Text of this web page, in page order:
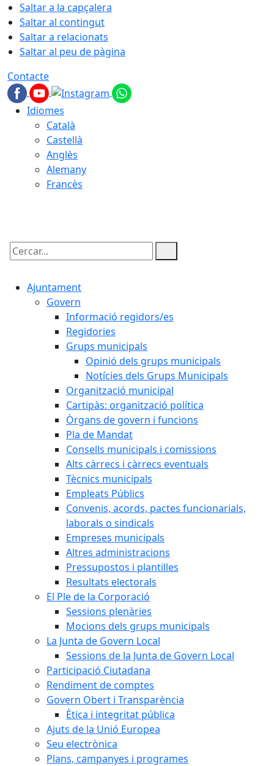
Saltar a la capçalera
Saltar al contingut
Saltar a relacionats
Saltar al peu de pàgina
Contacte
Idiomes
Català
Castellà
Anglès
Alemany
Francès
Cercar:
Ajuntament
Govern
Informació regidors/es
Regidories
Grups municipals
Opinió dels grups municipals
Notícies dels Grups Municipals
Organització municipal
Cartipàs: organització política
Òrgans de govern i funcions
Pla de Mandat
Consells municipals i comissions
Alts càrrecs i càrrecs eventuals
Tècnics municipals
Empleats Públics
Convenis, acords, pactes funcionarials,
laborals o sindicals
Empreses municipals
Altres administracions
Pressupostos i plantilles
Resultats electorals
El Ple de la Corporació
Sessions plenàries
Mocions dels grups municipals
La Junta de Govern Local
Sessions de la Junta de Govern Local
Participació Ciutadana
Rendiment de comptes
Govern Obert i Transparència
Ètica i integritat pública
Ajuts de la Unió Europea
Seu electrònica
Plans, campanyes i programes